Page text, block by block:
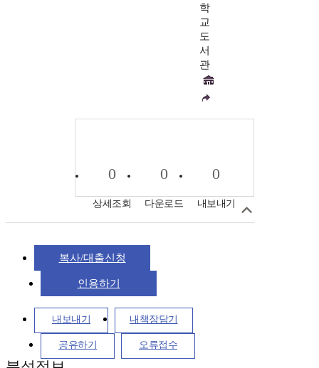
학
교
도
서
관
0
상세조회
0
다운로드
0
내보내기
복사/대출신청
인용하기
내보내기 내책장담기
공유하기 오류접수